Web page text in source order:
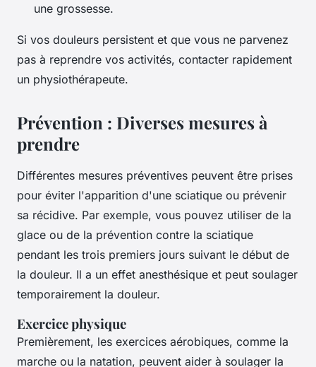
une grossesse.
Si vos douleurs persistent et que vous ne parvenez
pas à reprendre vos activités, contacter rapidement
un physiothérapeute.
Prévention : Diverses mesures à
prendre
Différentes mesures préventives peuvent être prises
pour éviter l'apparition d'une sciatique ou prévenir
sa récidive. Par exemple, vous pouvez utiliser de la
glace ou de la prévention contre la sciatique
pendant les trois premiers jours suivant le début de
la douleur. Il a un effet anesthésique et peut soulager
temporairement la douleur.
Exercice physique
Premièrement, les exercices aérobiques, comme la
marche ou la natation, peuvent aider à soulager la